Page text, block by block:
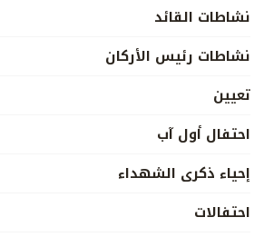
نشاطات القائد
نشاطات رئيس الأركان
تعيين
احتفال أول آب
إحياء ذكرى الشهداء
احتفالات